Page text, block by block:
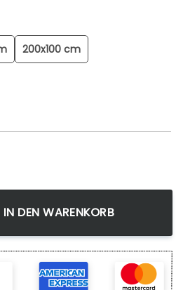
200x100 cm
4 Kunstdruck Wandbild
IN DEN WARENKORB